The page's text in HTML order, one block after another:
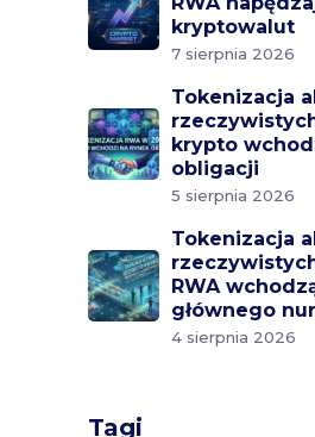
kryptowalut
7 sierpnia 2026
Tokenizacja
krypto
obligacji
5 sierpnia 2026
Tokenizacja
RWA
głównego
4 sierpnia 2026
Tagi